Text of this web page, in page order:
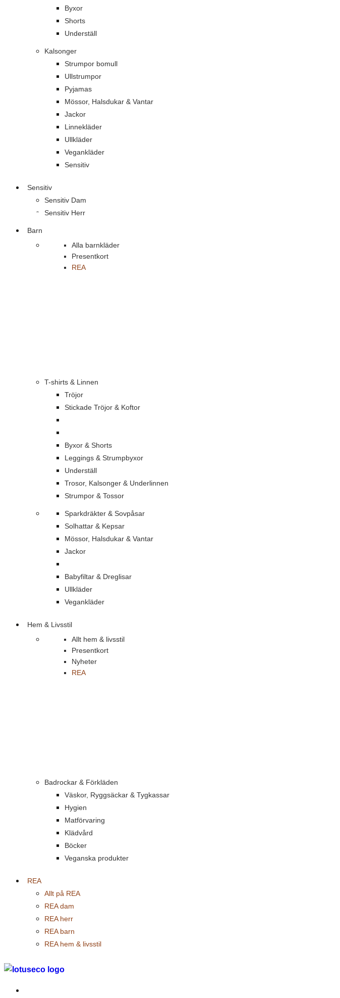
Byxor
Shorts
Underställ
Kalsonger
Strumpor bomull
Ullstrumpor
Pyjamas
Mössor, Halsdukar & Vantar
Jackor
Linnekläder
Ullkläder
Vegankläder
Sensitiv
Sensitiv
Sensitiv Dam
Sensitiv Herr
Barn
Alla barnkläder
Presentkort
REA
T-shirts & Linnen
Tröjor
Stickade Tröjor & Koftor
Byxor & Shorts
Leggings & Strumpbyxor
Underställ
Trosor, Kalsonger & Underlinnen
Strumpor & Tossor
Sparkdräkter & Sovpåsar
Solhattar & Kepsar
Mössor, Halsdukar & Vantar
Jackor
Babyfiltar & Dreglisar
Ullkläder
Vegankläder
Hem & Livsstil
Allt hem & livsstil
Presentkort
Nyheter
REA
Badrockar & Förkläden
Väskor, Ryggsäckar & Tygkassar
Hygien
Matförvaring
Klädvård
Böcker
Veganska produkter
REA
Allt på REA
REA dam
REA herr
REA barn
REA hem & livsstil